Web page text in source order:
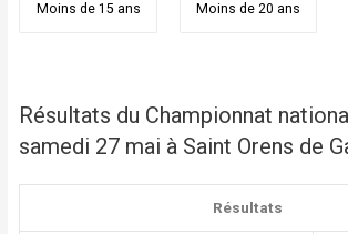
Moins de 15 ans Moins de 20 ans
Résultats du Championnat
samedi 27 mai à Saint Orens de
Résultats